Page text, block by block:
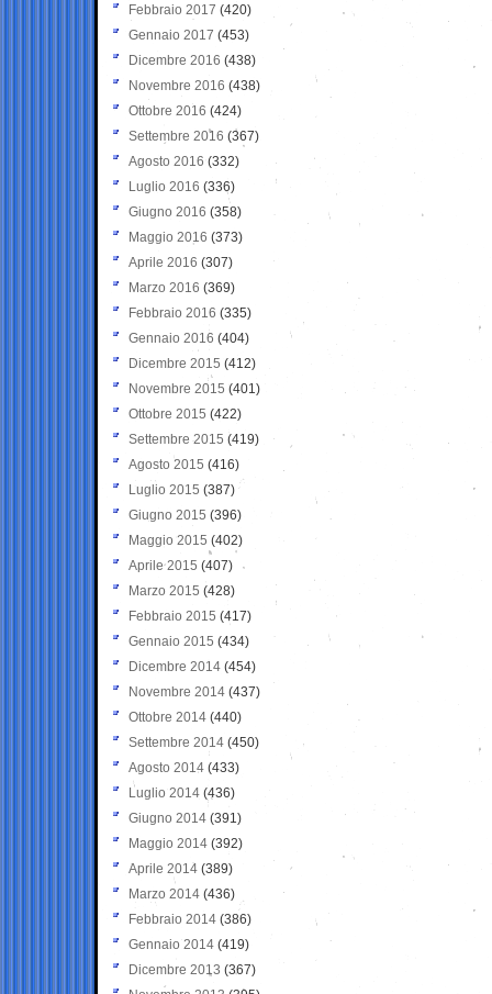
Febbraio 2017 (420)
Gennaio 2017 (453)
Dicembre 2016 (438)
Novembre 2016 (438)
Ottobre 2016 (424)
Settembre 2016 (367)
Agosto 2016 (332)
Luglio 2016 (336)
Giugno 2016 (358)
Maggio 2016 (373)
Aprile 2016 (307)
Marzo 2016 (369)
Febbraio 2016 (335)
Gennaio 2016 (404)
Dicembre 2015 (412)
Novembre 2015 (401)
Ottobre 2015 (422)
Settembre 2015 (419)
Agosto 2015 (416)
Luglio 2015 (387)
Giugno 2015 (396)
Maggio 2015 (402)
Aprile 2015 (407)
Marzo 2015 (428)
Febbraio 2015 (417)
Gennaio 2015 (434)
Dicembre 2014 (454)
Novembre 2014 (437)
Ottobre 2014 (440)
Settembre 2014 (450)
Agosto 2014 (433)
Luglio 2014 (436)
Giugno 2014 (391)
Maggio 2014 (392)
Aprile 2014 (389)
Marzo 2014 (436)
Febbraio 2014 (386)
Gennaio 2014 (419)
Dicembre 2013 (367)